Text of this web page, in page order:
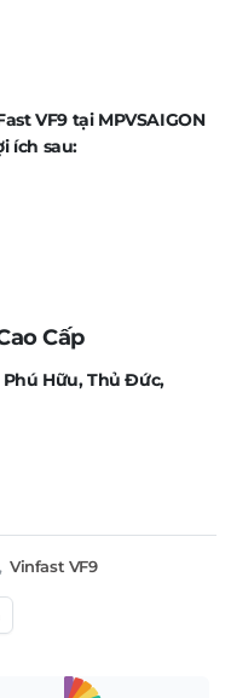
VF9 tại MPVSAIGON
ích sau:
Cấp
Hữu, Thủ Đức,
, Vinfast VF9